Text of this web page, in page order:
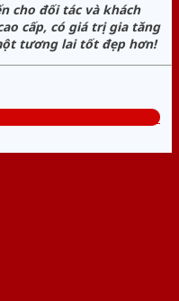
cho đối tác và khách
cấp, có giá trị gia tăng
tương lai tốt đẹp hơn!
miễn phí: 0824.400.400